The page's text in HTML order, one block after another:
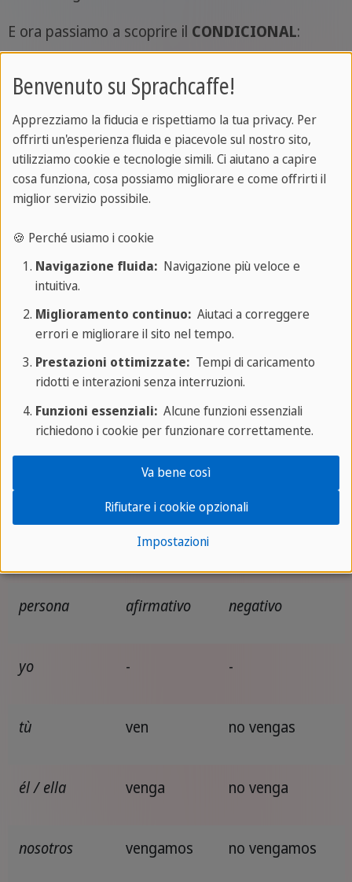
E ora passiamo a scoprire il CONDICIONAL:
persona condicional
condicional
yo vendría habría venido
él / ella
habríamos venido
vosotros vendríais habríais venido
vendrían habrían venido
persona afirmativo negativo
yo - -
tù ven no vengas
él / ella venga no venga
nosotros vengamos no vengamos
Benvenuto su Sprachcaffe!
Apprezziamo la fiducia e rispettiamo la tua privacy. Per
offrirti un'esperienza fluida e piacevole sul nostro sito,
utilizziamo cookie e tecnologie simili. Ci aiutano a capire
cosa funziona, cosa possiamo migliorare e come offrirti il
miglior servizio possibile.
🍪 Perché usiamo i cookie
Navigazione fluida:Navigazione più veloce e
intuitiva.
Miglioramento continuo:Aiutaci a correggere
errori e migliorare il sito nel tempo.
Prestazioni ottimizzate:Tempi di caricamento
ridotti e interazioni senza interruzioni.
Funzioni essenziali:Alcune funzioni essenziali
richiedono i cookie per funzionare correttamente.
Impostazioni
Rifiutare i cookie opzionali
Va bene così